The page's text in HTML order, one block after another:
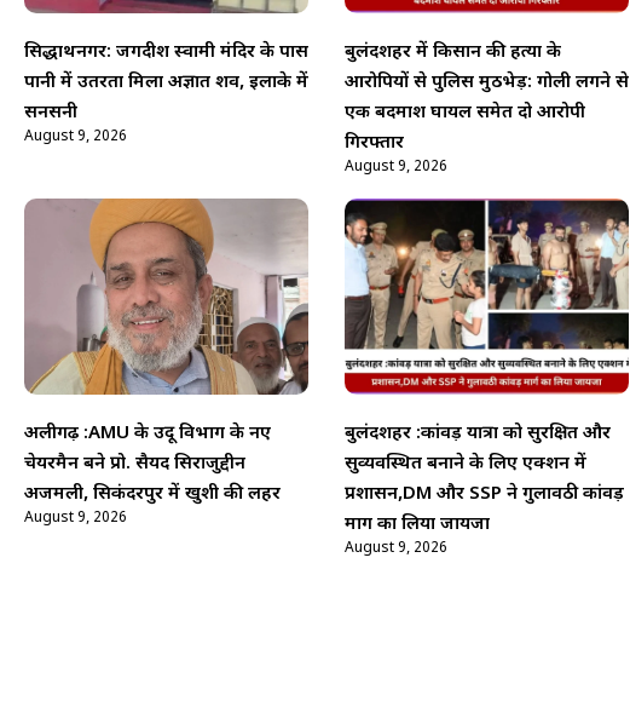
सिद्धार्थनगर: जगदीश स्वामी मंदिर के पास
पानी में उतरता मिला अज्ञात शव, इलाके में
सनसनी
August 9, 2026
बुलंदशहर में किसान की हत्या के
आरोपियों से पुलिस मुठभेड़: गोली लगने से
एक बदमाश घायल समेत दो आरोपी
गिरफ्तार
August 9, 2026
अलीगढ़ :AMU के उर्दू विभाग के नए
चेयरमैन बने प्रो. सैयद सिराजुद्दीन
अजमली, सिकंदरपुर में खुशी की लहर
August 9, 2026
बुलंदशहर :कांवड़ यात्रा को सुरक्षित और
सुव्यवस्थित बनाने के लिए एक्शन में
प्रशासन,DM और SSP ने गुलावठी कांवड़
मार्ग का लिया जायजा
August 9, 2026